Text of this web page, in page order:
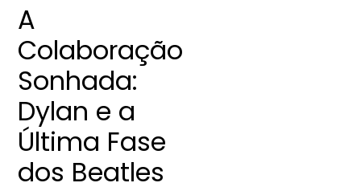
A
Colaboração
Sonhada:
Dylan e a
Última Fase
dos Beatles